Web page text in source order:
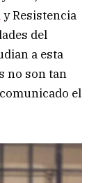
y Resistencia
del
a esta
no son tan
el